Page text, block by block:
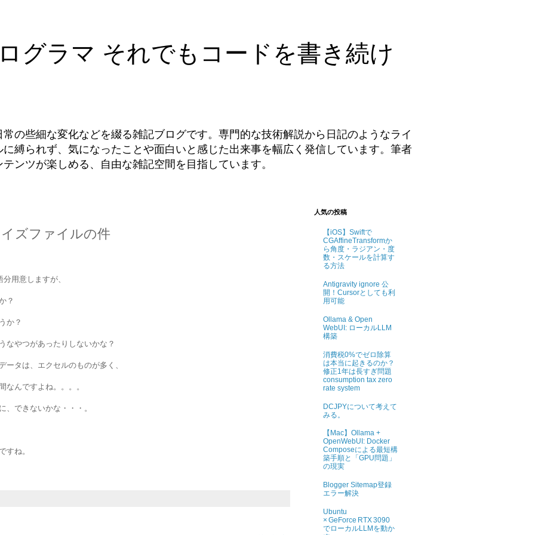
グラマ それでもコードを書き続け
の些細な変化などを綴る雑記ブログです。専門的な技術解説から日記のようなライ
縛られず、気になったことや面白いと感じた出来事を幅広く発信しています。筆者
ンツが楽しめる、自由な雑記空間を目指しています。
ズファイルの件
用意しますが、
？
か？
なやつがあったりしないかな？
ータは、エクセルのものが多く、
なんですよね。。。。
、できないかな・・・。
すね。
人気の投稿
【iOS】Swiftで
CGAffineTransformか
ら角度・ラジアン・度
数・スケールを計算す
る方法
Antigravity ignore 公
開！Cursorとしても利
用可能
Ollama & Open
WebUI: ローカルLLM
構築
消費税0%でゼロ除算
は本当に起きるのか？
修正1年は長すぎ問題
consumption tax zero
rate system
DCJPYについて考えて
みる。
【Mac】Ollama +
OpenWebUI: Docker
Composeによる最短構
築手順と「GPU問題」
の現実
Blogger Sitemap登録
エラー解決
Ubuntu
× GeForce RTX 3090
でローカルLLMを動か